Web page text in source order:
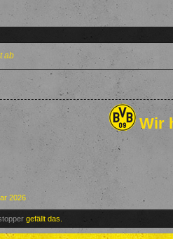
ab
Wir
2026
gefällt das.